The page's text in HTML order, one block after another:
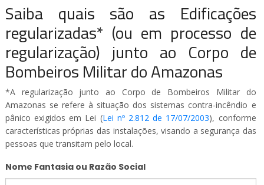
Saiba quais são as Edificações
regularizadas* (ou em processo de
regularização) junto ao Corpo de
Bombeiros Militar do Amazonas
*A regularização junto ao Corpo de Bombeiros Militar do
Amazonas se refere à situação dos sistemas contra-incêndio e
pânico exigidos em Lei (Lei nº 2.812 de 17/07/2003), conforme
características próprias das instalações, visando a segurança das
pessoas que transitam pelo local.
Nome Fantasia ou Razão Social